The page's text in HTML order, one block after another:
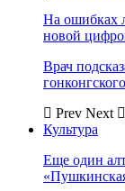
На ошибках
новой
Врач
Prev Next
Культура
Еще один